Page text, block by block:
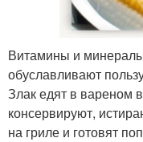
Витамины и
обуславливают
Злак едят в вареном
консервируют,
на гриле и готовят